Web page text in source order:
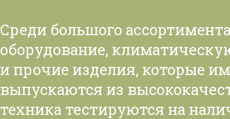
Среди большого
оборудование,
и прочие изделия, которые
выпускаются из
техника тестируются на